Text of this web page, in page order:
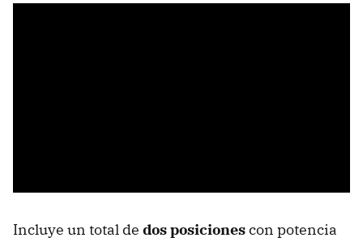
Incluye un total de dos posicionescon potencia